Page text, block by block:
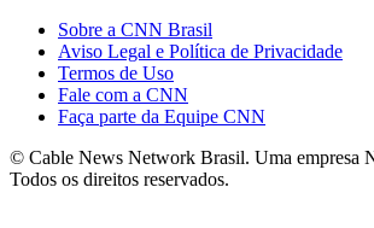
Sobre a CNN Brasil
Aviso Legal e Política de Privacidade
Termos de Uso
Fale com a CNN
Faça parte da Equipe CNN
© Cable News Network Brasil. Uma
Todos os direitos reservados.